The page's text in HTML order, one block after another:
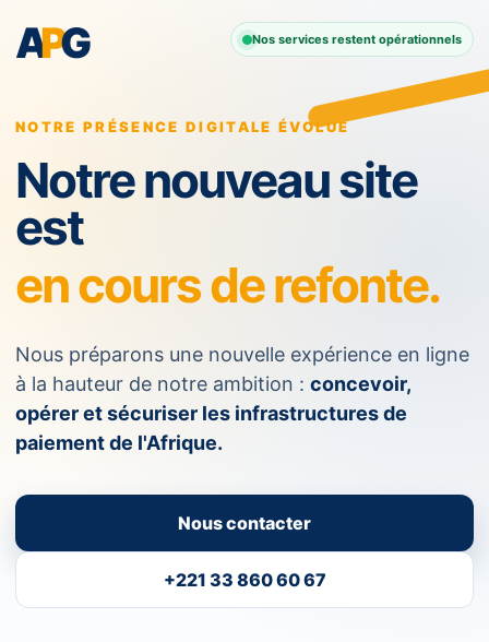
APG Nos services restent opérationnels
NOTRE PRÉSENCE DIGITALE ÉVOLUE
Notre nouveau site
est
en cours de refonte.
Nous préparons une nouvelle expérience en ligne
à la hauteur de notre ambition : concevoir,
opérer et sécuriser les infrastructures de
paiement de l'Afrique.
Nous contacter
+221 33 860 60 67